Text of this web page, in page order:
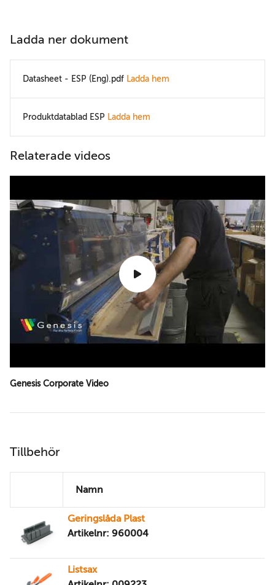
Ladda ner dokument
Datasheet - ESP (Eng).pdf Ladda hem
Produktdatablad ESP Ladda hem
Relaterade videos
Genesis Corporate Video
Tillbehör
Namn
Geringslåda Plast
Artikelnr: 960004
Listsax